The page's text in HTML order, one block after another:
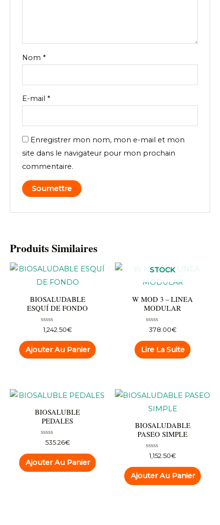
Nom *
E-mail *
Enregistrer mon nom, mon e-mail et mon
site dans le navigateur pour mon prochain
commentaire.
Produits Similaires
BIOSALUDABLE
ESQUÍ DE FONDO
Note
0
sur
5
1,242.50€
Ajouter Au Panier
STOCK
W MOD 3 – LINEA
MODULAR
Note
0
sur
5
378.00€
Lire La Suite
BIOSALUBLE
PEDALES
Note
sur
5
535.26€
Ajouter Au Panier
BIOSALUDABLE
PASEO SIMPLE
Note
sur
5
1,152.50€
Ajouter Au Panier